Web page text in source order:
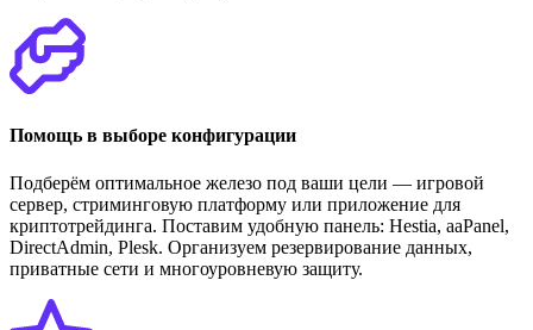
Помощь в выборе конфигурации
Подберём оптимальное железо под ваши цели — игровой
сервер, стриминговую платформу или приложение для
криптотрейдинга. Поставим удобную панель: Hestia, aaPanel,
DirectAdmin, Plesk. Организуем резервирование данных,
приватные сети и многоуровневую защиту.